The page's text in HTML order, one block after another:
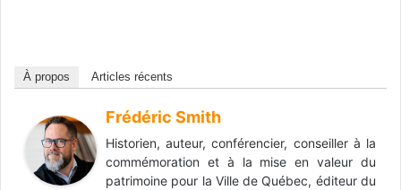
À propos Articles récents
Frédéric Smith
Historien, auteur, conférencier, conseiller à la
commémoration et à la mise en valeur du
patrimoine pour la Ville de Québec, éditeur du